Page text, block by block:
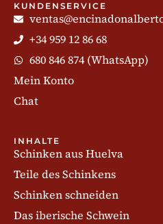
KUNDENSERVICE
+34 959 12 86 68
680 846 874 (WhatsApp)
Mein Konto
Chat
INHALTE
Schinken aus Huelva
Teile des Schinkens
Schinken schneiden
Das iberische Schwein